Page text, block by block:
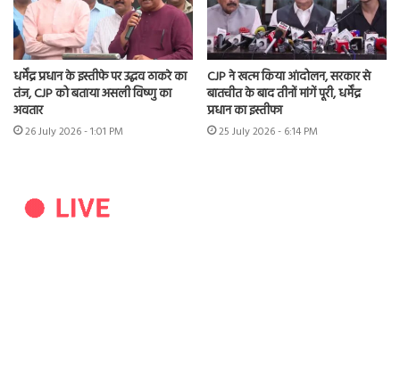
धर्मेंद्र प्रधान के इस्तीफे पर उद्धव ठाकरे का
तंज, CJP को बताया असली विष्णु का
अवतार
26 July 2026 - 1:01 PM
CJP ने खत्म किया आंदोलन, सरकार से
बातचीत के बाद तीनों मांगें पूरी, धर्मेंद्र
प्रधान का इस्तीफा
25 July 2026 - 6:14 PM